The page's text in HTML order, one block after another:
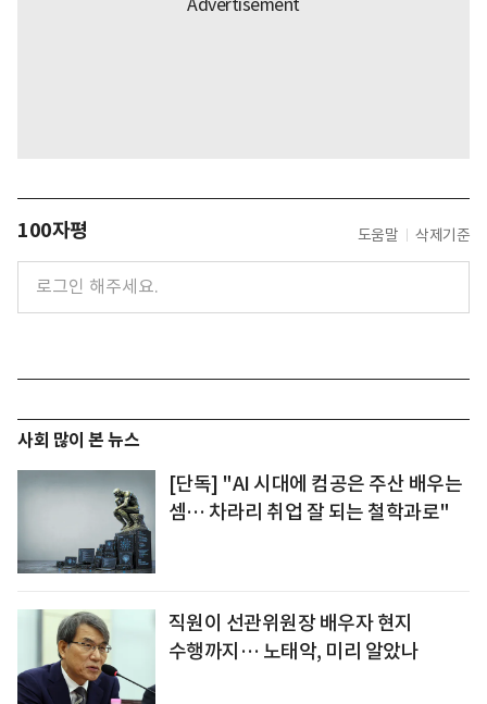
100자평 도움말 삭제기준
사회 많이 본 뉴스
[단독] "AI 시대에 컴공은 주산 배우는
셈… 차라리 취업 잘 되는 철학과로"
직원이 선관위원장 배우자 현지
수행까지… 노태악, 미리 알았나